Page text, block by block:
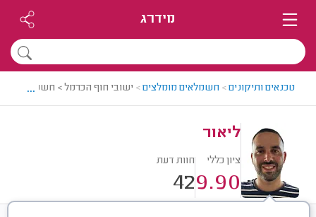
מידרג
טכנאים ותיקונים> חשמלאים מומלצים> ישובי חוף הכרמל > חשמלאי
...
ליאור
ציון כללי
9.90
חוות דעת
42